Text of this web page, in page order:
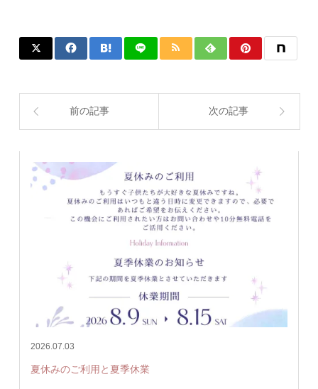
前の記事 次の記事
2026.07.03
夏休みのご利用と夏季休業